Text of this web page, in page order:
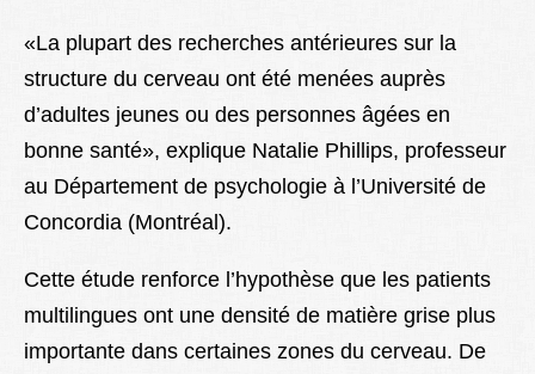
«La plupart des recherches antérieures sur la
structure du cerveau ont été menées auprès
d’adultes jeunes ou des personnes âgées en
bonne santé», explique Natalie Phillips, professeur
au Département de psychologie à l’Université de
Concordia (Montréal).
Cette étude renforce l’hypothèse que les patients
multilingues ont une densité de matière grise plus
importante dans certaines zones du cerveau. De